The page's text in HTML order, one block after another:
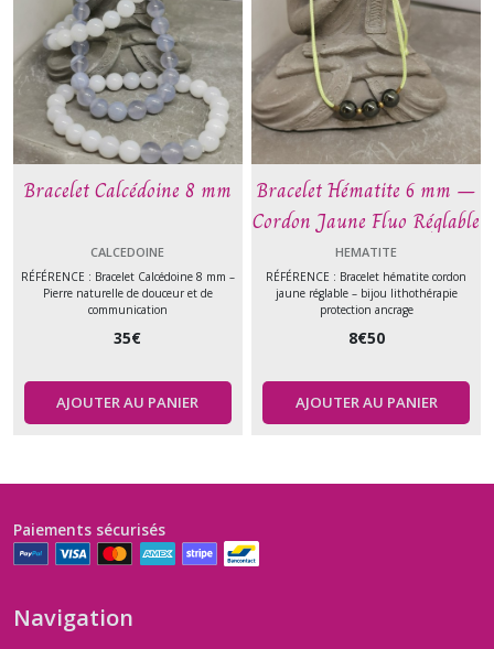
Bracelet Calcédoine 8 mm
CALCEDOINE
RÉFÉRENCE : Bracelet Calcédoine 8 mm –
Pierre naturelle de douceur et de
communication
35€
AJOUTER AU PANIER
Bracelet Hématite 6 mm –
Cordon Jaune Fluo Réglable
HEMATITE
RÉFÉRENCE : Bracelet hématite cordon
jaune réglable – bijou lithothérapie
protection ancrage
8€50
AJOUTER AU PANIER
Paiements sécurisés
Navigation